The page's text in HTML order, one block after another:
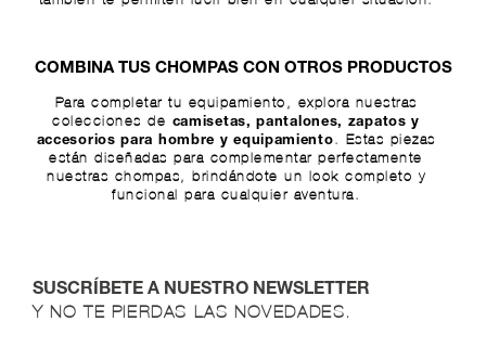
COMBINA TUS CHOMPAS CON OTROS PRODUCTOS
Para completar tu equipamiento, explora nuestras
colecciones de
camisetas,pantalones, zapatos y
accesorios para hombre yequipamiento. Estas piezas
están diseñadas para complementar perfectamente
nuestras chompas, brindándote un look completo y
funcional para cualquier aventura.
SUSCRÍBETE A NUESTRO NEWSLETTER
Y NO TE PIERDAS LAS NOVEDADES.